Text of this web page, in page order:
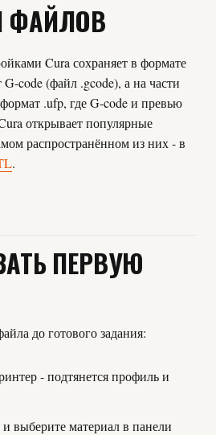
ФАЙЛОВ
Cura сохраняет в формате
code (файл .gcode), а на части
.ufp, где G-code и превью
открывает популярные
распространённом из них - в
.
ПЕРВУЮ
до готового задания:
- подтянется профиль и
и выберите материал в панели